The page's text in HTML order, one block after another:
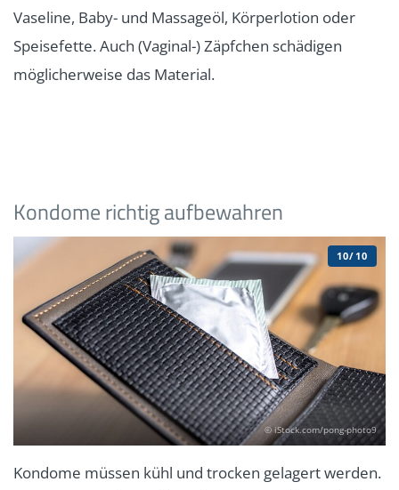
Vaseline, Baby- und Massageöl, Körperlotion oder
Speisefette. Auch (Vaginal-) Zäpfchen schädigen
möglicherweise das Material.
Kondome richtig aufbewahren
© iStock.com/pong-photo9
10/10
Kondome müssen kühl und trocken gelagert werden.